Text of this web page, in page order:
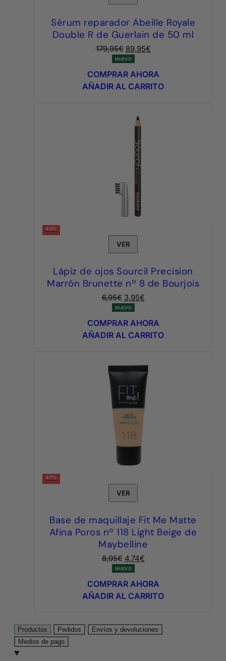
Sérum reparador Abeille Royale
Double R de Guerlain de 50 ml
179,95€ El
precio
original
era:
179,95€.
89,95€El
actual
es:
89,95€.
NUEVO
COMPRAR AHORA
AÑADIR AL CARRITO
43%
VER
Lápiz de ojos Sourcil Precision
Marrón Brunette nº 8 de Bourjois
6,95€ El
precio
original
era:
6,95€.
3,95€El
actual
es:
3,95€.
NUEVO
COMPRAR AHORA
AÑADIR AL CARRITO
47%
VER
Base de maquillaje Fit Me Matte
Afina Poros nº 118 Light Beige de
Maybelline
8,95€ El
precio
original
era:
8,95€.
4,74€El
actual
es:
4,74€.
NUEVO
COMPRAR AHORA
AÑADIR AL CARRITO
Productos Pedidos
Envíos y devoluciones
Medios de pago